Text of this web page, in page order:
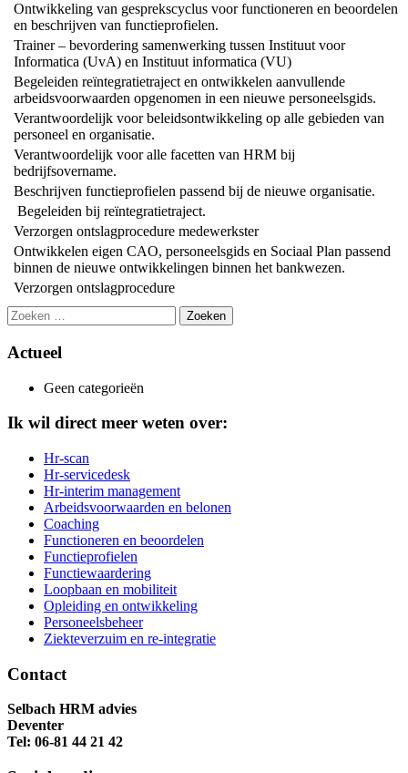
Ontwikkeling van gesprekscyclus voor functioneren en beoordelen
en beschrijven van functieprofielen.
Trainer – bevordering samenwerking tussen Instituut voor
Informatica (UvA) en Instituut informatica (VU)
Begeleiden reïntegratietraject en ontwikkelen aanvullende
arbeidsvoorwaarden opgenomen in een nieuwe personeelsgids.
Verantwoordelijk voor beleidsontwikkeling op alle gebieden van
personeel en organisatie.
Verantwoordelijk voor alle facetten van HRM bij
bedrijfsovername.
Beschrijven functieprofielen passend bij de nieuwe organisatie.
Begeleiden bij reïntegratietraject.
Verzorgen ontslagprocedure medewerkster
Ontwikkelen eigen CAO, personeelsgids en Sociaal Plan passend
binnen de nieuwe ontwikkelingen binnen het bankwezen.
Verzorgen ontslagprocedure
Zoeken
naar:
Actueel
Geen categorieën
Ik wil direct meer weten over:
Hr-scan
Hr-servicedesk
Hr-interim management
Arbeidsvoorwaarden en belonen
Coaching
Functioneren en beoordelen
Functieprofielen
Functiewaardering
Loopbaan en mobiliteit
Opleiding en ontwikkeling
Personeelsbeheer
Ziekteverzuim en re-integratie
Contact
Selbach HRM advies
Deventer
Tel: 06-81 44 21 42